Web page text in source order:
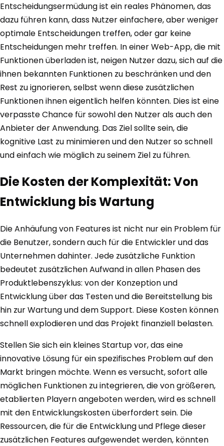
Entscheidungsermüdung ist ein reales Phänomen, das
dazu führen kann, dass Nutzer einfachere, aber weniger
optimale Entscheidungen treffen, oder gar keine
Entscheidungen mehr treffen. In einer Web-App, die mit
Funktionen überladen ist, neigen Nutzer dazu, sich auf die
ihnen bekannten Funktionen zu beschränken und den
Rest zu ignorieren, selbst wenn diese zusätzlichen
Funktionen ihnen eigentlich helfen könnten. Dies ist eine
verpasste Chance für sowohl den Nutzer als auch den
Anbieter der Anwendung. Das Ziel sollte sein, die
kognitive Last zu minimieren und den Nutzer so schnell
und einfach wie möglich zu seinem Ziel zu führen.
Die Kosten der Komplexität: Von
Entwicklung bis Wartung
Die Anhäufung von Features ist nicht nur ein Problem für
die Benutzer, sondern auch für die Entwickler und das
Unternehmen dahinter. Jede zusätzliche Funktion
bedeutet zusätzlichen Aufwand in allen Phasen des
Produktlebenszyklus: von der Konzeption und
Entwicklung über das Testen und die Bereitstellung bis
hin zur Wartung und dem Support. Diese Kosten können
schnell explodieren und das Projekt finanziell belasten.
Stellen Sie sich ein kleines Startup vor, das eine
innovative Lösung für ein spezifisches Problem auf den
Markt bringen möchte. Wenn es versucht, sofort alle
möglichen Funktionen zu integrieren, die von größeren,
etablierten Playern angeboten werden, wird es schnell
mit den Entwicklungskosten überfordert sein. Die
Ressourcen, die für die Entwicklung und Pflege dieser
zusätzlichen Features aufgewendet werden, könnten